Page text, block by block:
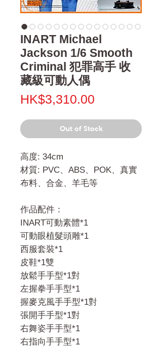
INART Michael
Jackson 1/6 Smooth
Criminal 犯罪高手 收
藏級可動人偶
HK$3,310.00
Out of Stock
高度: 34cm
材質: PVC、ABS、POK、真實
布料、合金、羊毛等
作品配件：
INART可動素體*1
可動眼植髮頭雕*1
西服套裝*1
皮鞋*1雙
放鬆手手型*1對
左握拳手手型*1
握麥克風手手型*1對
張開手手型*1對
右舞姿手手型*1
右指向手手型*1